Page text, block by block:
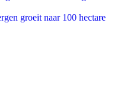
groeit naar 100 hectare